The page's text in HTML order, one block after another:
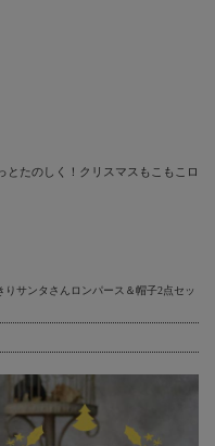
とたのしく！クリスマスもこもこロ
りサンタさんロンパース＆帽子2点セッ